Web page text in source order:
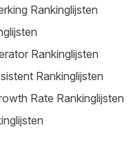
Rankinglijsten
Rankinglijsten
Rankinglijsten
Rate Rankinglijsten